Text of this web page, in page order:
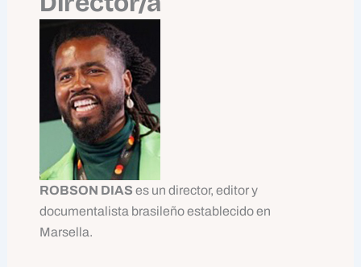
ROBSON DIAS es un director, editor y
documentalista brasileño establecido en
Marsella.